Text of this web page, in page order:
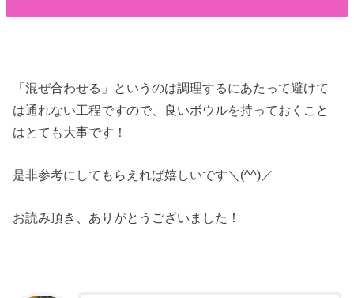
「混ぜ合わせる」というのは調理するにあたって避けて
は通れない工程ですので、良いボウルを持っておくこと
はとても大事です！
是非参考にしてもらえれば嬉しいです＼(^^)／
お読み頂き、ありがとうございました！